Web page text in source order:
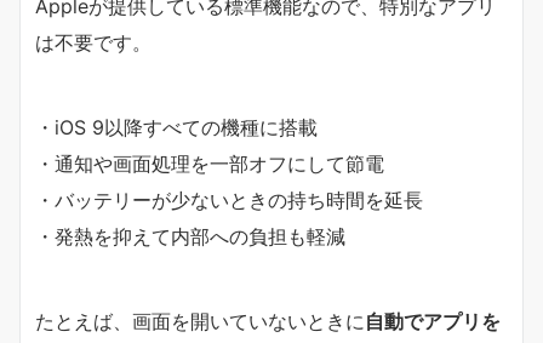
Appleが提供している標準機能なので、特別なアプリ
は不要です。
・iOS 9以降すべての機種に搭載
・通知や画面処理を一部オフにして節電
・バッテリーが少ないときの持ち時間を延長
・発熱を抑えて内部への負担も軽減
たとえば、画面を開いていないときに 自動でアプリを